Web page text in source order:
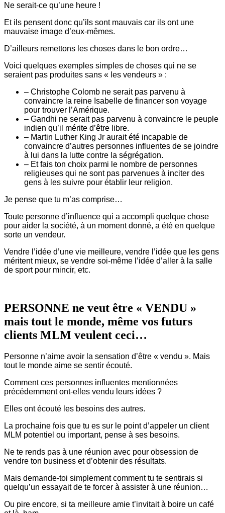
Ne serait-ce qu’une heure !
Et ils pensent donc qu’ils sont mauvais car ils ont une
mauvaise image d’eux-mêmes.
D’ailleurs remettons les choses dans le bon ordre…
Voici quelques exemples simples de choses qui ne se
seraient pas produites sans « les vendeurs » :
– Christophe Colomb ne serait pas parvenu à
convaincre la reine Isabelle de financer son voyage
pour trouver l’Amérique.
– Gandhi ne serait pas parvenu à convaincre le peuple
indien qu’il mérite d’être libre.
– Martin Luther King Jr aurait été incapable de
convaincre d’autres personnes influentes de se joindre
à lui dans la lutte contre la ségrégation.
– Et fais ton choix parmi le nombre de personnes
religieuses qui ne sont pas parvenues à inciter des
gens à les suivre pour établir leur religion.
Je pense que tu m’as comprise…
Toute personne d’influence qui a accompli quelque chose
pour aider la société, à un moment donné, a été en quelque
sorte un vendeur.
Vendre l’idée d’une vie meilleure, vendre l’idée que les gens
méritent mieux, se vendre soi-même l’idée d’aller à la salle
de sport pour mincir, etc.
PERSONNE ne veut être « VENDU »
mais tout le monde, même vos futurs
clients MLM veulent ceci…
Personne n’aime avoir la sensation d’être « vendu ». Mais
tout le monde aime se sentir écouté.
Comment ces personnes influentes mentionnées
précédemment ont-elles vendu leurs idées ?
Elles ont écouté les besoins des autres.
La prochaine fois que tu es sur le point d’appeler un client
MLM potentiel ou important, pense à ses besoins.
Ne te rends pas à une réunion avec pour obsession de
vendre ton business et d’obtenir des résultats.
Mais demande-toi simplement comment tu te sentirais si
quelqu’un essayait de te forcer à assister à une réunion…
Ou pire encore, si ta meilleure amie t’invitait à boire un café